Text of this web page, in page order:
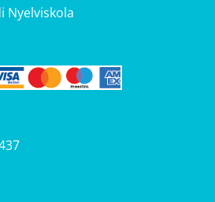
Nyelviskola